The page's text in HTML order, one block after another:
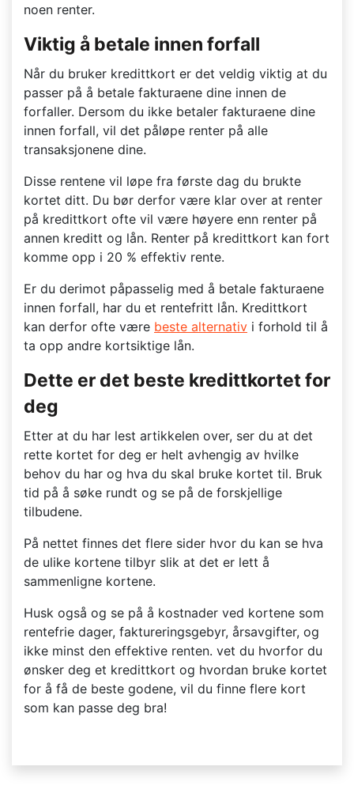
noen renter.
Viktig å betale innen forfall
Når du bruker kredittkort er det veldig viktig at du
passer på å betale fakturaene dine innen de
forfaller. Dersom du ikke betaler fakturaene dine
innen forfall, vil det påløpe renter på alle
transaksjonene dine.
Disse rentene vil løpe fra første dag du brukte
kortet ditt. Du bør derfor være klar over at renter
på kredittkort ofte vil være høyere enn renter på
annen kreditt og lån. Renter på kredittkort kan fort
komme opp i 20 % effektiv rente.
Er du derimot påpasselig med å betale fakturaene
innen forfall, har du et rentefritt lån. Kredittkort
kan derfor ofte være beste alternativ i forhold til å
ta opp andre kortsiktige lån.
Dette er det beste kredittkortet for
deg
Etter at du har lest artikkelen over, ser du at det
rette kortet for deg er helt avhengig av hvilke
behov du har og hva du skal bruke kortet til. Bruk
tid på å søke rundt og se på de forskjellige
tilbudene.
På nettet finnes det flere sider hvor du kan se hva
de ulike kortene tilbyr slik at det er lett å
sammenligne kortene.
Husk også og se på å kostnader ved kortene som
rentefrie dager, faktureringsgebyr, årsavgifter, og
ikke minst den effektive renten. vet du hvorfor du
ønsker deg et kredittkort og hvordan bruke kortet
for å få de beste godene, vil du finne flere kort
som kan passe deg bra!